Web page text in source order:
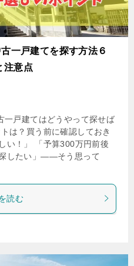
一戸建てを探す方法６
注意点
一戸建てはどうやって探せば
は？買う前に確認しておき
い！」 「予算300万円前後
したい」——そう思って
読む